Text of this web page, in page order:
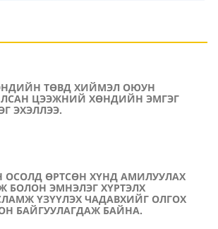
ТӨВД ХИЙМЭЛ ОЮУН
ЦЭЭЖНИЙ ХӨНДИЙН ЭМГЭГ
ЭХЭЛЛЭЭ.
ОСОЛД ӨРТСӨН ХҮНД АМИЛУУЛАХ
БОЛОН ЭМНЭЛЭГ ХҮРТЭЛХ
ҮЗҮҮЛЭХ ЧАДАВХИЙГ ОЛГОХ
БАЙГУУЛАГДАЖ БАЙНА.